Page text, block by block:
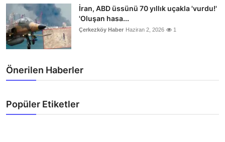
İran, ABD üssünü 70 yıllık uçakla 'vurdu!'
'Oluşan hasa...
Çerkezköy Haber Haziran 2, 2026 1
Önerilen Haberler
Popüler Etiketler